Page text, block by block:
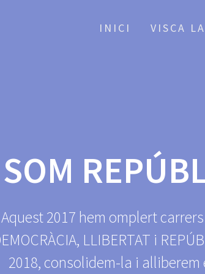
INICI VISCA
SOM
Aquest 2017 hem omplert
LLIBERTAT i
2018, consolidem-la i alliberem